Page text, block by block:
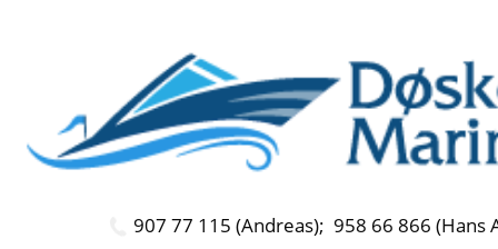
907 77 115 (Andreas); 958 66 866 (Hans